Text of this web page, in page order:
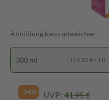
Abbildung kann abweichen
300 ml (119,83 € / 1 l)
-14% UVP: 41,95 €